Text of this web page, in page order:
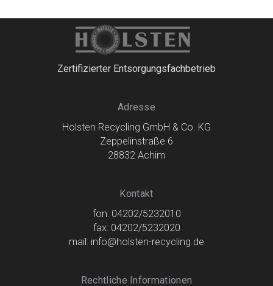
Zertifizierter Entsorgungsfachbetrieb
Adresse
Holsten Recycling GmbH & Co. KG
Zeppelinstraße 6
28832 Achim
Kontakt
fon: 04202/5232010
fax: 04202/5232020
mail: info@holsten-recycling.de
Rechtliche Informationen